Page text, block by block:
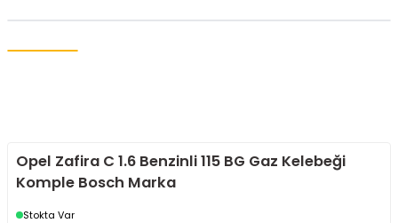
Opel Zafira C 1.6 Benzinli 115 BG Gaz Kelebeği
Komple Bosch Marka
Stokta Var